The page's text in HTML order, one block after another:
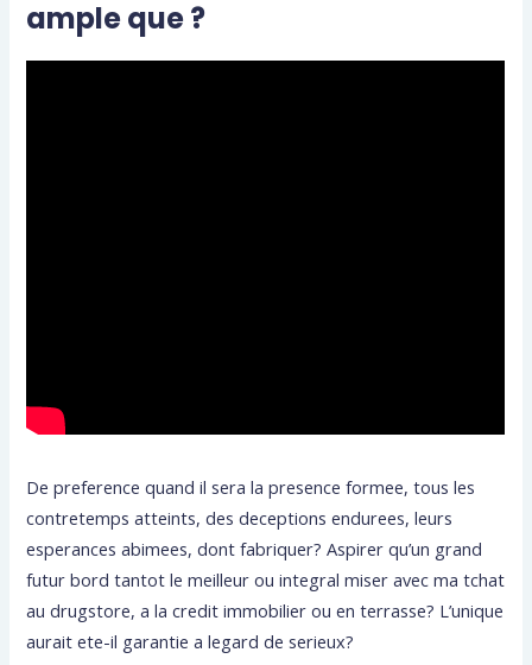
ample que ?
De preference quand il sera la presence formee, tous les
contretemps atteints, des deceptions endurees, leurs
esperances abimees, dont fabriquer? Aspirer qu’un grand
futur bord tantot le meilleur ou integral miser avec ma tchat
au drugstore, a la credit immobilier ou en terrasse? L’unique
aurait ete-il garantie a legard de serieux?